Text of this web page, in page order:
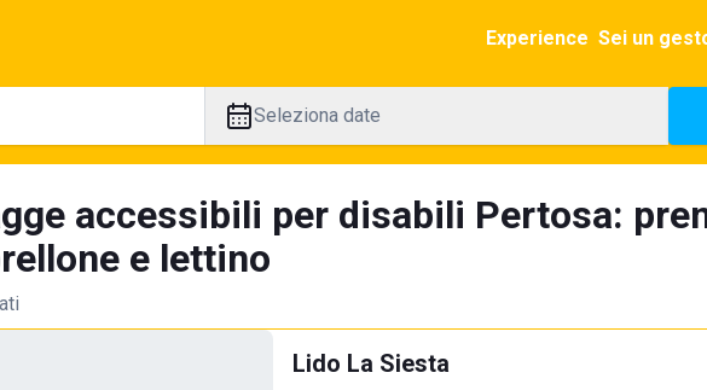
Experience Sei un
Seleziona date
accessibili per disabili Pertosa:
e lettino
Lido La Siesta